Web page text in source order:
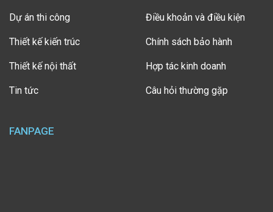
Dự án thi công
Thiết kế kiến trúc
Thiết kế nội thất
Tin tức
Điều khoản và điều kiện
Chính sách bảo hành
Hợp tác kinh doanh
Câu hỏi thường gặp
FANPAGE